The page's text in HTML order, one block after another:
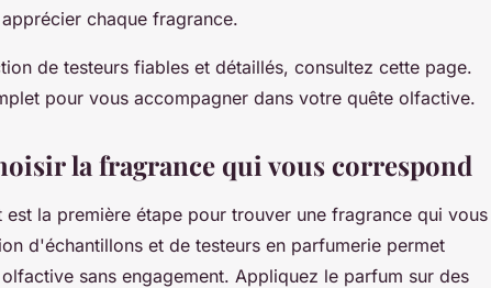
chaque fragrance.
de testeurs fiables et détaillés, consultez cette page.
pour vous accompagner dans votre quête olfactive.
la fragrance qui vous correspond
la première étape pour trouver une fragrance qui vous
d'échantillons et de testeurs en parfumerie permet
sans engagement. Appliquez le parfum sur des